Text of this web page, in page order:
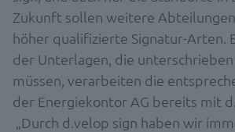
Zukunft sollen weitere
höher qualifizierte Signatur-Arten.
der Unterlagen, die
müssen, verarbeiten die
der Energiekontor AG bereits mit
„Durch d.velop sign haben wir